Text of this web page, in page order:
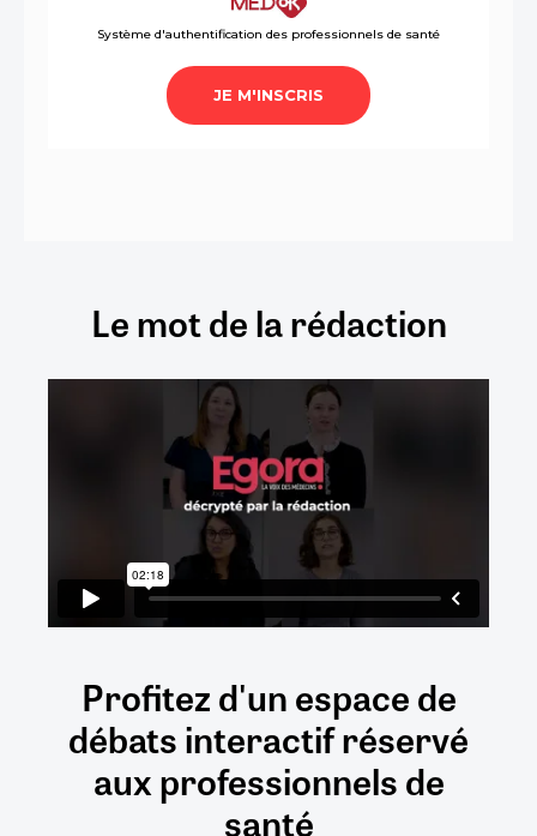
Le mot de la rédaction
Profitez d'un espace de
débatsinteractifréservé
auxprofessionnels de
santé